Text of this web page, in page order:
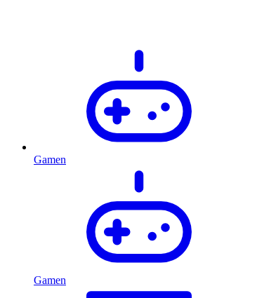
Gamen
Gamen